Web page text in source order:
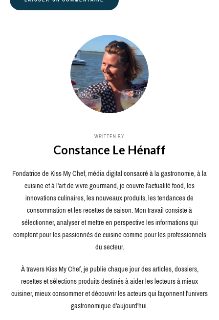
WRITTEN BY
Constance Le Hénaff
Fondatrice de Kiss My Chef, média digital consacré à la gastronomie, à la
cuisine et à l'art de vivre gourmand, je couvre l'actualité food, les
innovations culinaires, les nouveaux produits, les tendances de
consommation et les recettes de saison. Mon travail consiste à
sélectionner, analyser et mettre en perspective les informations qui
comptent pour les passionnés de cuisine comme pour les professionnels
du secteur.
À travers Kiss My Chef, je publie chaque jour des articles, dossiers,
recettes et sélections produits destinés à aider les lecteurs à mieux
cuisiner, mieux consommer et découvrir les acteurs qui façonnent l'univers
gastronomique d'aujourd'hui.